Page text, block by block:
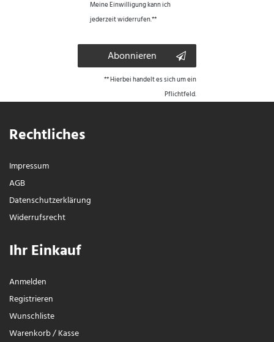
Meine Einwilligung kann ich
jederzeit widerrufen.**
Abonnieren
** Hierbei handelt es sich um ein
Pflichtfeld.
Rechtliches
Impressum
AGB
Daten­schutz­erklärung
Widerrufs­recht
Ihr Einkauf
Anmelden
Registrieren
Wunschliste
Warenkorb/Kasse